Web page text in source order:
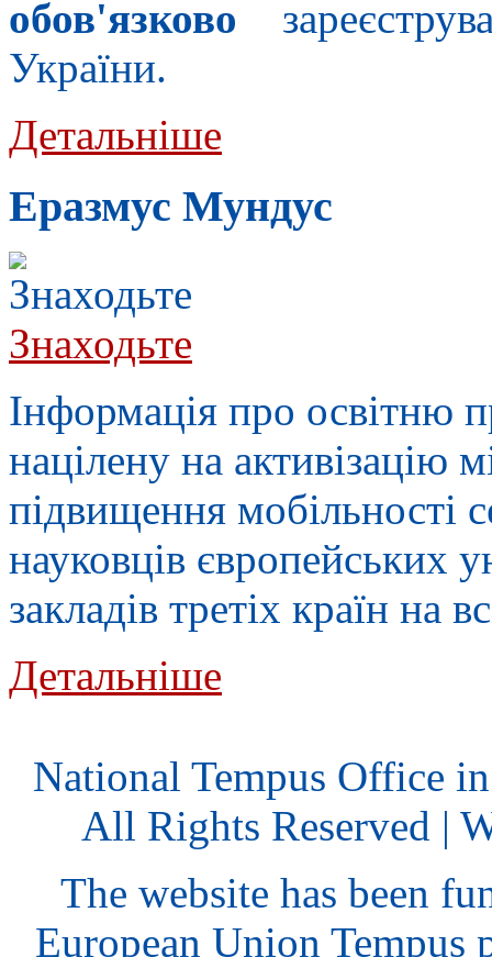
обов'язково
України.
Детальніше
Еразмус Мундус
Знаходьте
Інформація про
націлену на активізацію
підвищення мобільності
науковців європейських
закладів третіх країн на
Детальніше
National Tempus Office
All Rights Reserved |
The website has been
European Union Tempus